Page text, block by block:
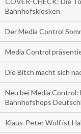
Bahnhofskiosken
Der Media Control
Media Control
Die Bitch macht sich
Neu bei Media
Bahnhofshops
Klaus-Peter Wolf ist